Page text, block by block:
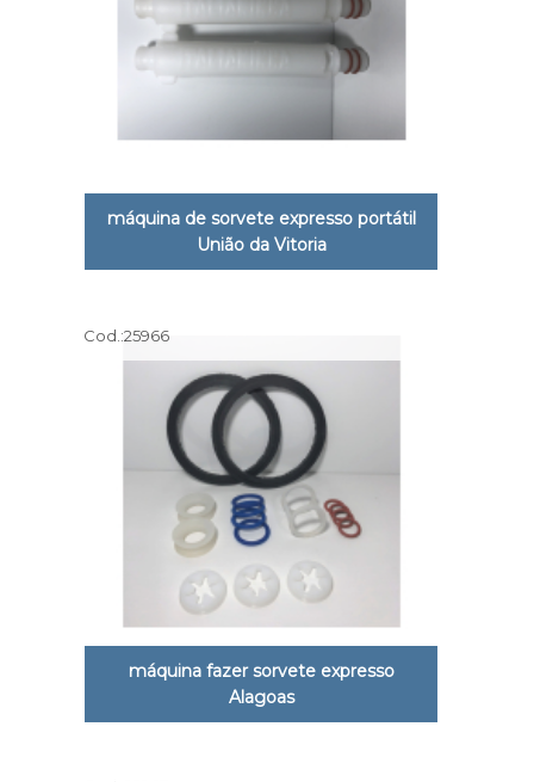
máquina de sorvete expresso portátil
União da Vitoria
Cod.:25966
máquina fazer sorvete expresso
Alagoas